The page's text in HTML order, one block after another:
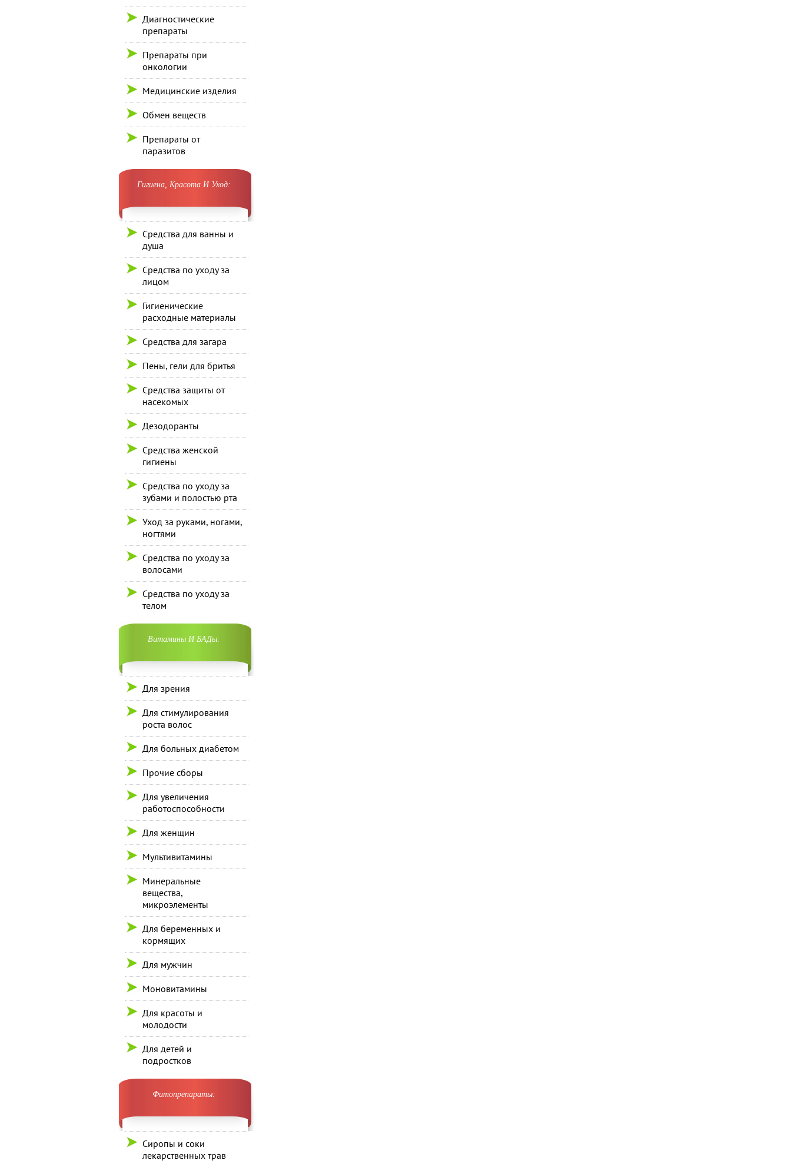
Диагностические
препараты
Препараты при
онкологии
Медицинские изделия
Обмен веществ
Препараты от
паразитов
Гигиена, Красота И Уход:
Средства для ванны и
душа
Средства по уходу за
лицом
Гигиенические
расходные материалы
Средства для загара
Пены, гели для бритья
Средства защиты от
насекомых
Дезодоранты
Средства женской
гигиены
Средства по уходу за
зубами и полостью рта
Уход за руками, ногами,
ногтями
Средства по уходу за
волосами
Средства по уходу за
телом
Витамины И БАДы:
Для зрения
Для стимулирования
роста волос
Для больных диабетом
Прочие сборы
Для увеличения
работоспособности
Для женщин
Мультивитамины
Минеральные
вещества,
микроэлементы
Для беременных и
кормящих
Для мужчин
Моновитамины
Для красоты и
молодости
Для детей и
подростков
Фитопрепараты:
Сиропы и соки
лекарственных трав